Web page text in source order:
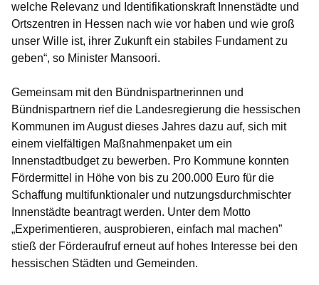
welche Relevanz und Identifikationskraft Innenstädte und
Ortszentren in Hessen nach wie vor haben und wie groß
unser Wille ist, ihrer Zukunft ein stabiles Fundament zu
geben“, so Minister Mansoori.
Gemeinsam mit den Bündnispartnerinnen und
Bündnispartnern rief die Landesregierung die hessischen
Kommunen im August dieses Jahres dazu auf, sich mit
einem vielfältigen Maßnahmenpaket um ein
Innenstadtbudget zu bewerben. Pro Kommune konnten
Fördermittel in Höhe von bis zu 200.000 Euro für die
Schaffung multifunktionaler und nutzungsdurchmischter
Innenstädte beantragt werden. Unter dem Motto
„Experimentieren, ausprobieren, einfach mal machen”
stieß der Förderaufruf erneut auf hohes Interesse bei den
hessischen Städten und Gemeinden.